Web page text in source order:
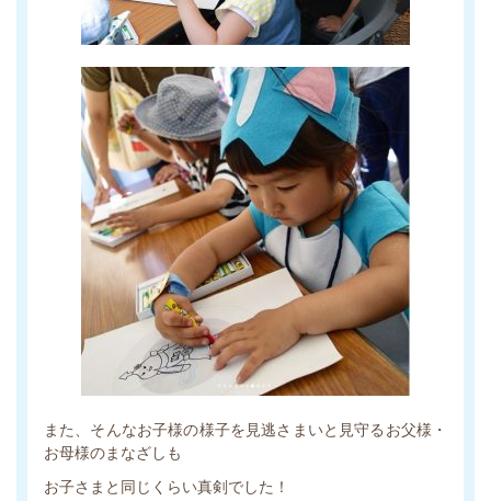
また、そんなお子様の様子を見逃さまいと見守るお父様・
お母様のまなざしも
お子さまと同じくらい真剣でした！